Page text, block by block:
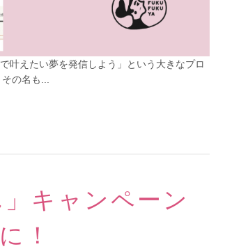
叶えたい夢を発信しよう」という大きなプロ
の名も...
キャンペーン
！